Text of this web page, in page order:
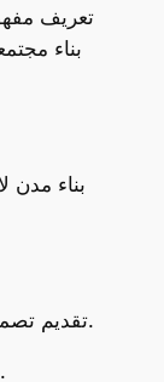
تعريف
بناء
بناء مدن
تقديم تصميمات مستقبلية تواكب تطورات السوق.
خلق قيمة حقيقية للمستثمرين والعملاء.